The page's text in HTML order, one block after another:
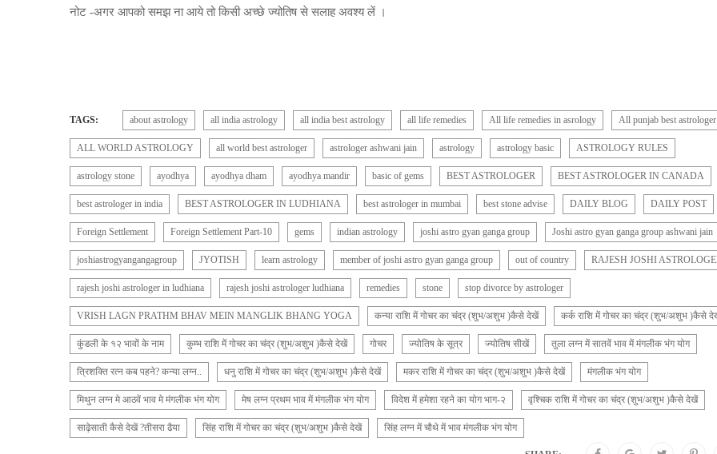
नोट -अगर आपको समझ ना आये तो किसी अच्छे ज्योतिष से सलाह अवश्य लें ।
TAGS: about astrology all india astrology all india best astrology all life remedies All life remedies in asrology All punjab best astrologer
ALL WORLD ASTROLOGY all world best astrologer astrologer ashwani jain astrology astrology basic ASTROLOGY RULES
astrology stone ayodhya ayodhya dham ayodhya mandir basic of gems BEST ASTROLOGER BEST ASTROLOGER IN CANADA
best astrologer in india BEST ASTROLOGER IN LUDHIANA best astrologer in mumbai best stone advise DAILY BLOG DAILY POST
Foreign Settlement Foreign Settlement Part-10 gems indian astrology joshi astro gyan ganga group Joshi astro gyan ganga group ashwani jain
joshiastrogyangangagroup JYOTISH learn astrology member of joshi astro gyan ganga group out of country RAJESH JOSHI
rajesh joshi astrologer in ludhiana rajesh joshi astrologer ludhiana remedies stone stop divorce by astrologer
VRISH LAGN PRATHM BHAV MEIN MANGLIK BHANG YOGA कन्या राशि में गोचर का चंद्र (शुभ/अशुभ )कैसे देखें कर्क राशि में गोचर का चंद्र (शुभ/अशुभ )कैसे
कुंडली के १२ भावों के नाम कुम्भ राशि में गोचर का चंद्र (शुभ/अशुभ )कैसे देखें गोचर ज्योतिष के सूत्र ज्योतिष सीखें तुला लग्न में सातवें भाव में मंगलीक भंग योग
त्रिशक्ति रत्न कब पहने? कन्या लग्न.. धनु राशि में गोचर का चंद्र (शुभ/अशुभ )कैसे देखें मकर राशि में गोचर का चंद्र (शुभ/अशुभ )कैसे देखें मंगलीक भंग योग
मिथुन लग्न मे आठवें भाव मे मंगलीक भंग योग मेष लग्न प्रथम भाव में मंगलीक भंग योग विदेश में हमेशा रहने का योग भाग-२ वृश्चिक राशि में गोचर का चंद्र (शुभ/अशुभ )कैसे देखें
साढ़ेसाती कैसे देखें ?तीसरा ढैया सिंह राशि में गोचर का चंद्र (शुभ/अशुभ )कैसे देखें सिंह लग्न में चौथे में भाव मंगलीक भंग योग